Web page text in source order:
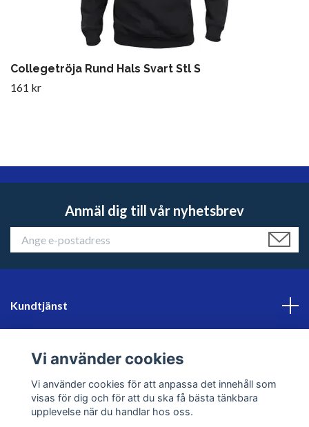
Collegetröja Rund Hals Svart Stl S
161 kr
Anmäl dig till vår nyhetsbrev
Kundtjänst
Sociala medier
Vi använder cookies
Vi använder cookies för att anpassa det innehåll som
visas för dig och för att du ska få bästa tänkbara
upplevelse när du handlar hos oss.